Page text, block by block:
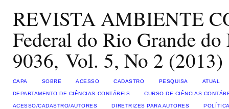
REVISTA AMBIENTE
Federal do Rio Grande
9036, Vol. 5, No 2 (2013)
CAPA SOBRE ACESSO CADASTRO PESQUISA ATUAL
DEPARTAMENTO DE CIÊNCIAS CONTÁBEIS CURSO DE CIÊNCIAS
ACESSO/CADASTRO/AUTORES DIRETRIZES PARA AUTORES